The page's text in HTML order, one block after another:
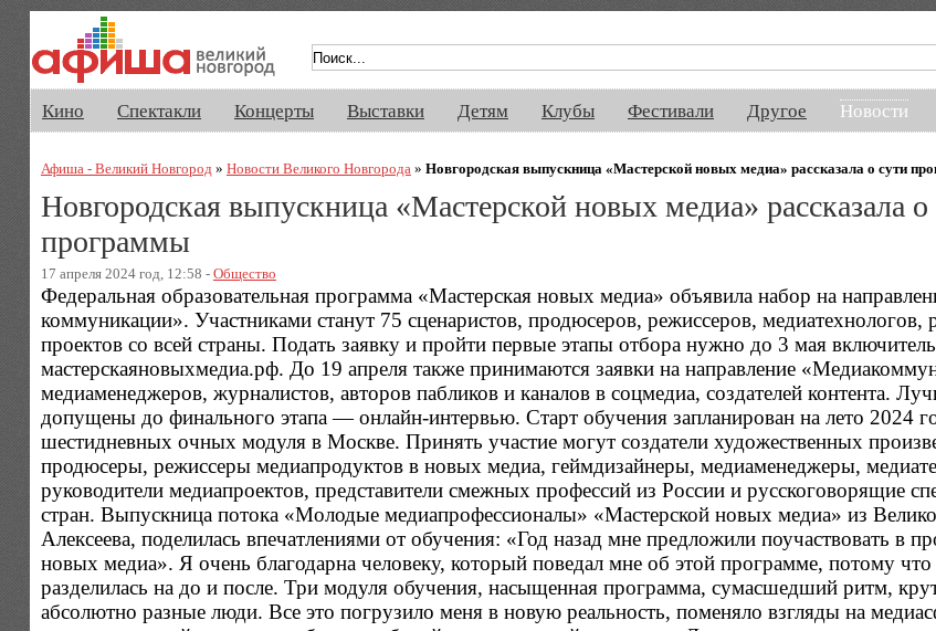
Кино Спектакли Концерты Выставки Детям Клубы Фестивали Другое Новости
Афиша - Великий Новгород » Новости Великого Новгорода » Новгородская выпускница «Мастерской новых медиа» рассказала о сути
Новгородская выпускница «Мастерской новых медиа» рассказала о
программы
17 апреля 2024 год, 12:58 - Общество
Федеральная образовательная программа «Мастерская новых медиа» объявила набор на
коммуникации». Участниками станут 75 сценаристов, продюсеров, режиссеров, медиатехнологов,
проектов со всей страны. Подать заявку и пройти первые этапы отбора нужно до 3 мая
мастерскаяновыхмедиа.рф. До 19 апреля также принимаются заявки на направление
медиаменеджеров, журналистов, авторов пабликов и каналов в соцмедиа, создателей контента.
допущены до финального этапа — онлайн-интервью. Старт обучения запланирован на лето 2024
шестидневных очных модуля в Москве. Принять участие могут создатели художественных
продюсеры, режиссеры медиапродуктов в новых медиа, геймдизайнеры, медиаменеджеры,
руководители медиапроектов, представители смежных профессий из России и русскоговорящие
стран. Выпускница потока «Молодые медиапрофессионалы» «Мастерской новых медиа» из
Алексеева, поделилась впечатлениями от обучения: «Год назад мне предложили поучаствовать в
новых медиа». Я очень благодарна человеку, который поведал мне об этой программе, потому
разделилась на до и после. Три модуля обучения, насыщенная программа, сумасшедший ритм,
абсолютно разные люди. Все это погрузило меня в новую реальность, поменяло взгляды на